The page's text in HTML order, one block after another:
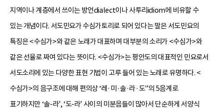
지역이나 계층에서 쓰이는 방언dialect이나 사투리idiom에 비유할 수
있는 개념이다. 서도민요가 수심가토리로 되어 있다는 말은 서도민요의
특징은 <수심가>와 같은 노래가 대표하며 대부분의 소리가 <수심가>와
같은 선율로 짜여 있다는 뜻이다. <수심가>는 평안도의 대표적인 민요로서
서도소리에 있는 다양한 표현 기법이 고루 들어 있는 노래로 유명하다. <
수심가>의 음구조에 대해 편의상 ‘레·미·솔·라·도'’의 5음계로
표기하지만 ‘솔-라’, ‘도-라’ 사이의 미분음들이 많아서 단순하게 서양식